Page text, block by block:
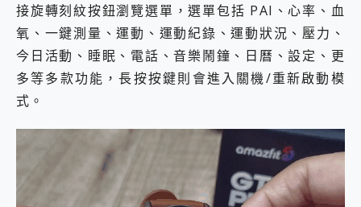
接旋轉刻紋按鈕瀏覽選單，選單包括 PAI、心率、血
氧、一鍵測量、運動、運動紀錄、運動狀況、壓力、
今日活動、睡眠、電話、音樂鬧鐘、日曆、設定、更
多等多款功能，長按按鍵則會進入關機/重新啟動模
式。